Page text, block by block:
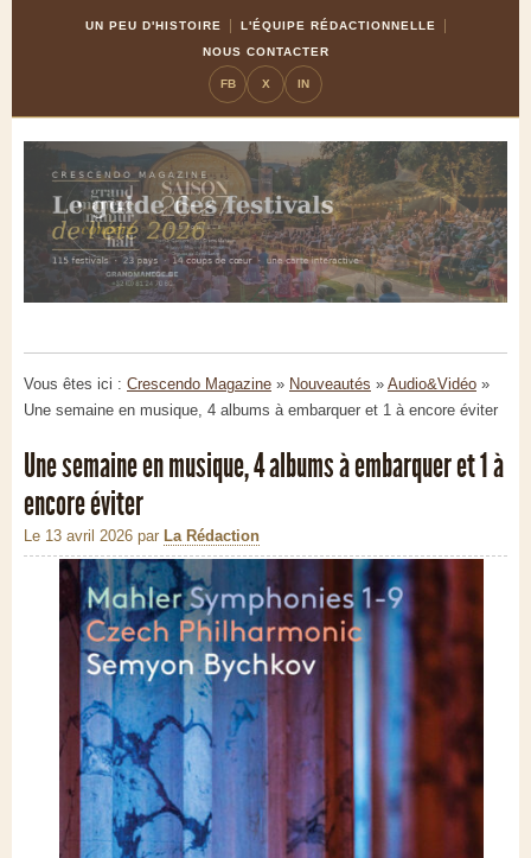
UN PEU D'HISTOIRE
L'ÉQUIPE RÉDACTIONNELLE
NOUS CONTACTER
FB X IN
Vous êtes ici : Crescendo Magazine » Nouveautés » Audio&Vidéo »
Une semaine en musique, 4 albums à embarquer et 1 à encore éviter
Une semaine en musique, 4 albums à embarquer et 1 à
encore éviter
Le 13 avril 2026 par La Rédaction